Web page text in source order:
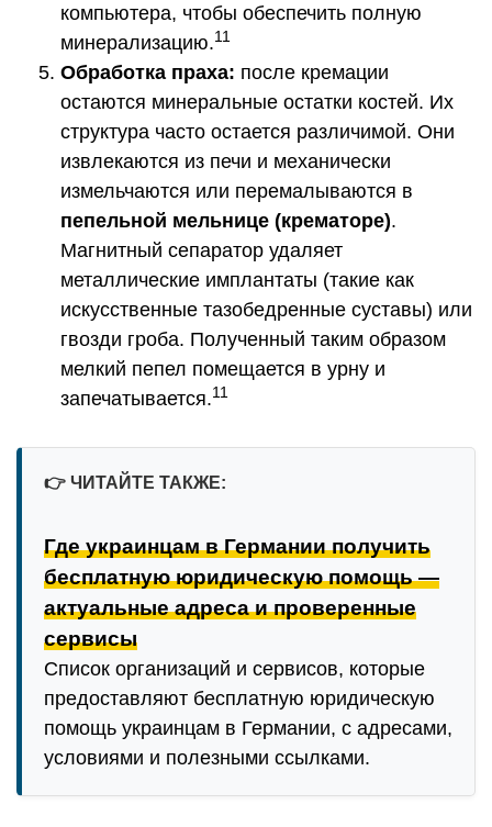
компьютера, чтобы обеспечить полную
минерализацию.11
Обработка праха: после кремации
остаются минеральные остатки костей. Их
структура часто остается различимой. Они
извлекаются из печи и механически
измельчаются или перемалываются в
пепельной мельнице (крематоре).
Магнитный сепаратор удаляет
металлические имплантаты (такие как
искусственные тазобедренные суставы) или
гвозди гроба. Полученный таким образом
мелкий пепел помещается в урну и
запечатывается.11
👉 ЧИТАЙТЕ ТАКЖЕ:
Где украинцам в Германии получить
бесплатную юридическую помощь —
актуальные адреса и проверенные
сервисы
Список организаций и сервисов, которые
предоставляют бесплатную юридическую
помощь украинцам в Германии, с адресами,
условиями и полезными ссылками.